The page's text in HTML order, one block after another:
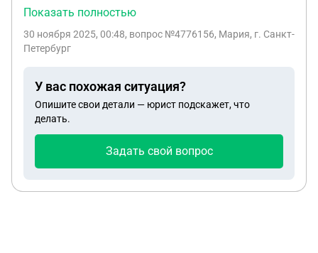
Насколько я поняла, новому собственнику не
Вопрос такой- а кто будет готовить квитанции за
это делать для собственника, который не
является членом ТСЖ? Спасибо!
Показать полностью
30 ноября 2025, 00:48, вопрос №4776156, Мария, г. Санкт-
Петербург
У вас похожая ситуация?
Опишите свои детали — юрист подскажет, что
делать.
Задать свой вопрос